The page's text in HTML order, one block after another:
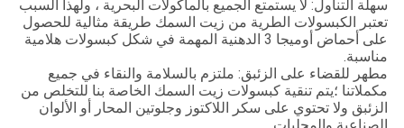
سهلة التناول: لا يستمتع الجميع بالمأكولات البحرية ، ولهذا السبب
تعتبر الكبسولات الطرية من زيت السمك طريقة مثالية للحصول
على أحماض أوميجا 3 الدهنية المهمة في شكل كبسولات هلامية
مناسبة.
مطهر للقضاء على الزئبق: ملتزم بالسلامة والنقاء في جميع
مكملاتنا ؛يتم تنقية كبسولات زيت السمك الخاصة بنا للتخلص من
الزئبق ولا تحتوي على سكر اللاكتوز وجلوتين المحار أو الألوان